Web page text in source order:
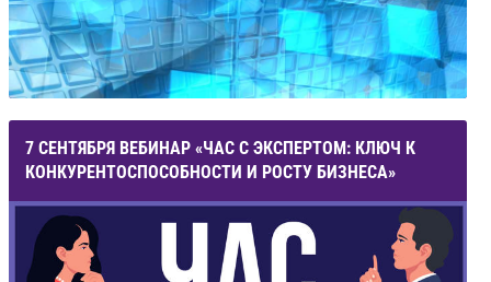
7 СЕНТЯБРЯ ВЕБИНАР «ЧАС С ЭКСПЕРТОМ: КЛЮЧ К
КОНКУРЕНТОСПОСОБНОСТИ И РОСТУ БИЗНЕСА»